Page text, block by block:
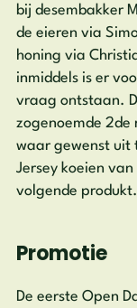
bij desembakker
de eieren via
honing via
inmiddels is er
vraag ontstaan.
zogenoemde 2de
waar gewenst uit
Jersey koeien
volgende produkt.
Promotie
De eerste Open